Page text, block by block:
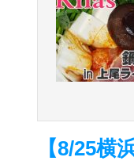
【8/25